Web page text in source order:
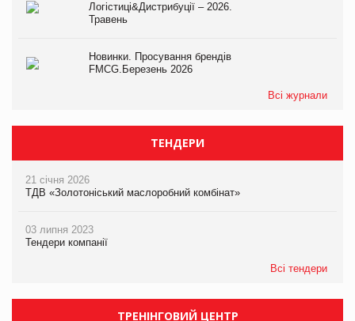
Логістиці&Дистрибуції – 2026.
Травень
Новинки. Просування брендів
FMCG.Березень 2026
Всі журнали
ТЕНДЕРИ
21 січня 2026
ТДВ «Золотоніський маслоробний комбінат»
03 липня 2023
Тендери компанії
Всі тендери
ТРЕНІНГОВИЙ ЦЕНТР